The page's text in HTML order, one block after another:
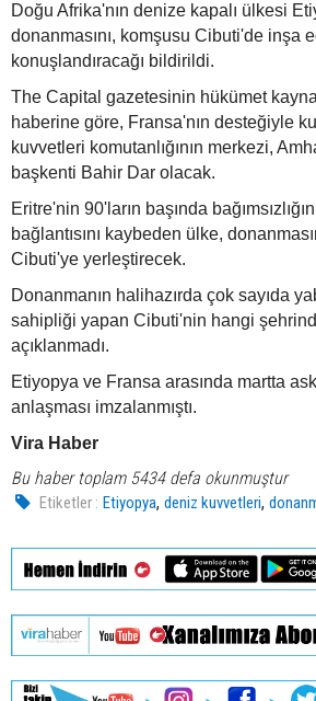
Doğu Afrika'nın denize kapalı ülkesi
donanmasını, komşusu Cibuti'de inşa
konuşlandıracağı bildirildi.
The Capital gazetesinin hükümet
haberine göre, Fransa'nın desteğiyle
kuvvetleri komutanlığının merkezi,
başkenti Bahir Dar olacak.
Eritre'nin 90'ların başında
bağlantısını kaybeden ülke,
Cibuti'ye yerleştirecek.
Donanmanın halihazırda çok sayıda
sahipliği yapan Cibuti'nin hangi
açıklanmadı.
Etiyopya ve Fransa arasında martta
anlaşması imzalanmıştı.
Vira Haber
Bu haber toplam 5434 defa okunmuştur
Etiketler : Etiyopya,deniz kuvvetleri,